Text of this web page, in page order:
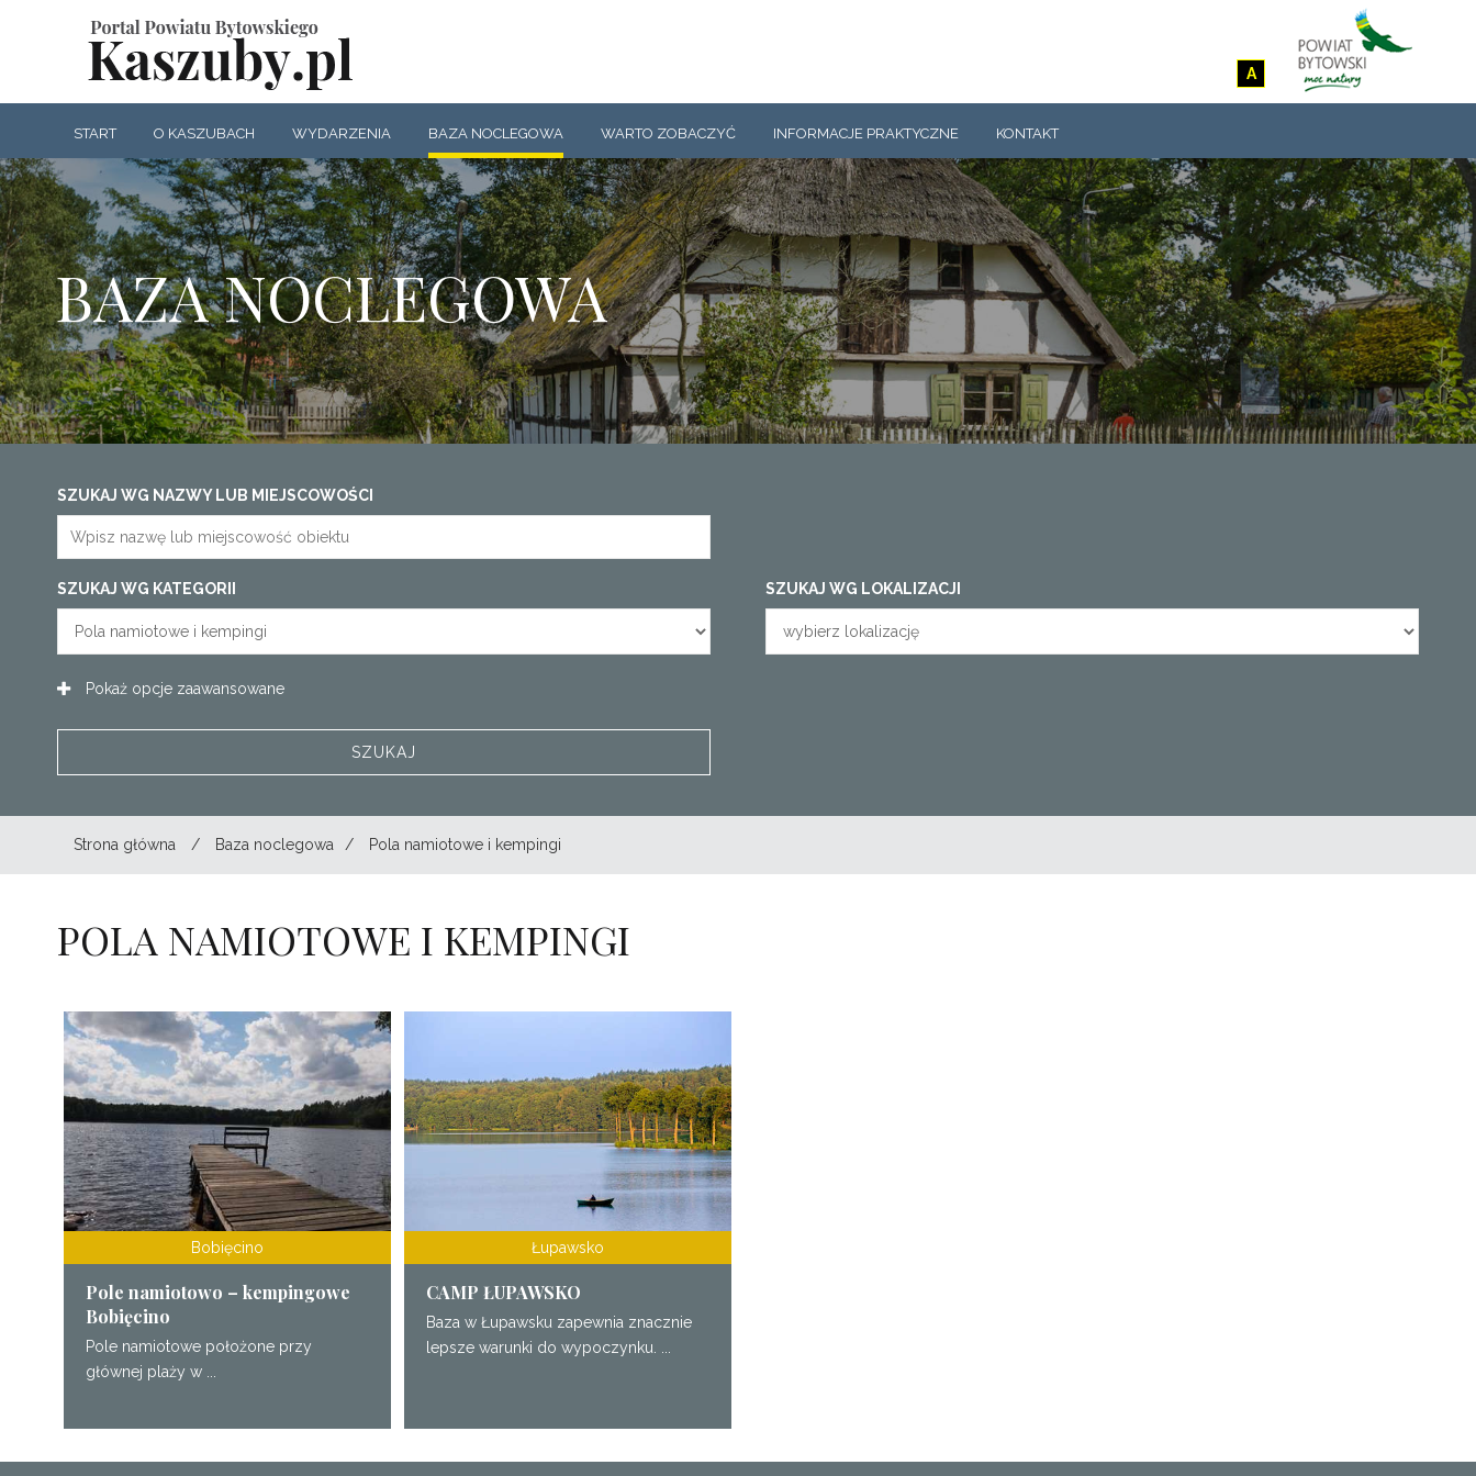
A
START O KASZUBACH WYDARZENIA BAZA NOCLEGOWA WARTO ZOBACZYĆ INFORMACJE PRAKTYCZNE KONTAKT
BAZA NOCLEGOWA
SZUKAJ WG NAZWY LUB MIEJSCOWOŚCI
SZUKAJ WG KATEGORII SZUKAJ WG LOKALIZACJI
Pokaż opcje zaawansowane
Strona główna / Baza noclegowa / Pola namiotowe i kempingi
POLA NAMIOTOWE I KEMPINGI
Bobięcino
Pole namiotowo – kempingowe
Bobięcino
Pole namiotowe położone przy
głównej plaży w ...
Łupawsko
CAMP ŁUPAWSKO
Baza w Łupawsku zapewnia znacznie
lepsze warunki do wypoczynku. ...